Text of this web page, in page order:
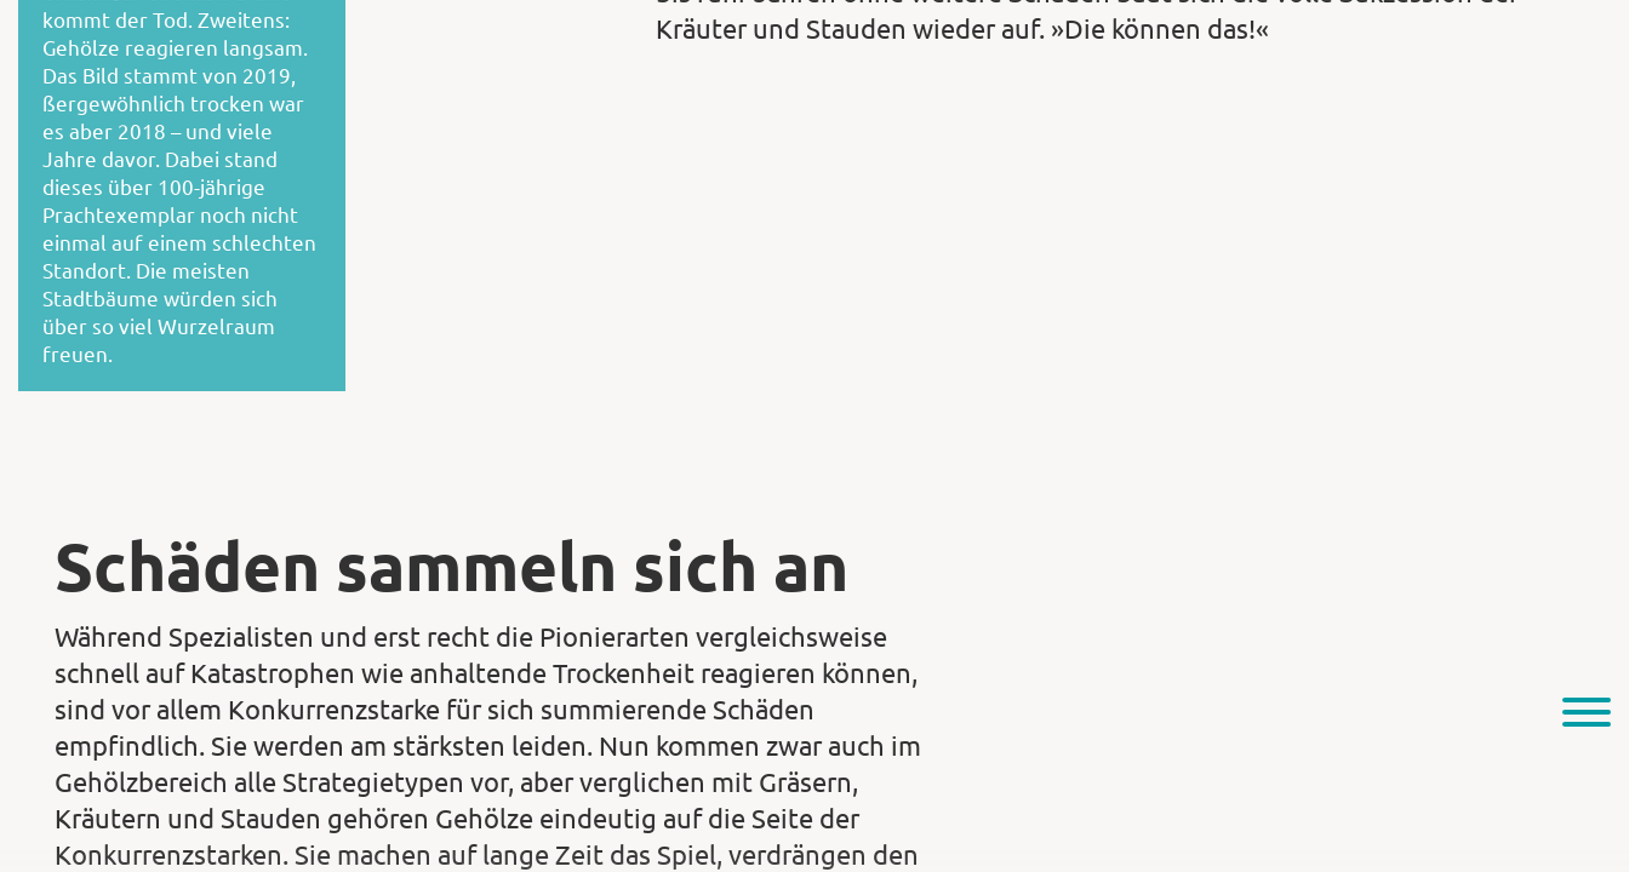
kommt der Tod. Zweitens:
Gehölze reagieren langsam.
Das Bild stammt von 2019,
ßergewöhnlich trocken war
es aber 2018 – und viele
Jahre davor. Dabei stand
dieses über 100-jährige
Prachtexemplar noch nicht
einmal auf einem schlechten
Standort. Die meisten
Stadtbäume würden sich
über so viel Wurzelraum
freuen.
Kräuter und Stauden wieder auf. »Die können das!«
Schäden sammeln sich an
Während Spezialisten und erst recht die Pionierarten vergleichsweise
schnell auf Katastrophen wie anhaltende Trockenheit reagieren können,
sind vor allem Konkurrenzstarke für sich summierende Schäden
empfindlich. Sie werden am stärksten leiden. Nun kommen zwar auch im
Gehölzbereich alle Strategietypen vor, aber verglichen mit Gräsern,
Kräutern und Stauden gehören Gehölze eindeutig auf die Seite der
Konkurrenzstarken. Sie machen auf lange Zeit das Spiel, verdrängen den